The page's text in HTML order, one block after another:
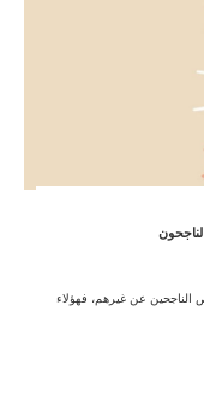
الناجحين عن غيرهم، فهؤلاء